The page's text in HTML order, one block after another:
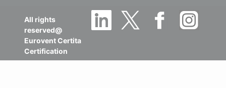
All rights
reserved@
Eurovent Certita
Certification